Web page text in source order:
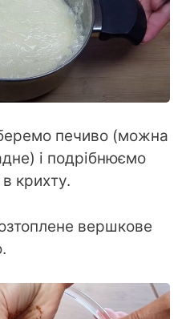
печиво (можна
і подрібнюємо
крихту.
вершкове